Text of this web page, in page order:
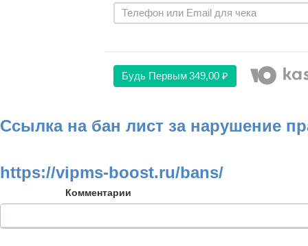
Будь Первым349,00 ₽
Ссылка на бан лист за нарушение
https://vipms-boost.ru/bans/
Комментарии